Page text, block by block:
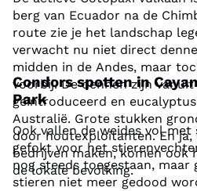
berg van Ecuador na de
route zie je het landschap
verwacht nu niet direct
midden in de Andes, maar
voorbij. De dennen zijn vanuit
geïntroduceerd en
Australië. Grote stukken
door houtexploitanten. En ja,
bedrijven maken, komen ook
de lokale bevolking.
Condors spotten in
Park
Ook vallen de weides vol
gefokt voor het
nog steeds toegestaan, maar
stieren niet meer gedood